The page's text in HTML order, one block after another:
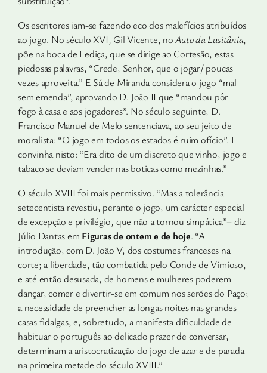
Os escritores iam-se fazendo eco dos malefícios atribuídos
ao jogo. No século XVI, Gil Vicente, noAuto da Lusitânia,
põe na boca de Lediça, que se dirige ao Cortesão, estas
piedosas palavras, “Crede, Senhor, que o jogar/ poucas
vezes aproveita.” E Sá de Miranda considera o jogo “mal
sem emenda”, aprovando D. João II que “mandou pôr
fogo à casa e aos jogadores”. No século seguinte, D.
Francisco Manuel de Melo sentenciava, ao seu jeito de
moralista: “O jogo em todos os estados é ruim ofício”. E
convinha nisto: “Era dito de um discreto que vinho, jogo e
tabaco se deviam vender nas boticas como mezinhas.”
O século XVIII foi mais permissivo. “Mas a tolerância
setecen­tista revestiu, perante o jogo, um carácter especial
de excepção e pri­vilégio, que não a tornou simpática”– diz
Júlio Dantas em Figuras de ontem e de hoje. “A
introdução, com D. João V, dos costumes franceses na
corte; a liberdade, tão combatida pelo Conde de Vimioso,
e até então desusada, de homens e mulheres poderem
dan­çar, comer e divertir-se em comum nos serões do Paço;
a necessi­dade de preencher as longas noites nas grandes
casas fidalgas, e, sobretudo, a manifesta dificuldade de
habituar o português ao delicado prazer de conversar,
determinam a aristocratização do jogo de azar e de parada
na primeira metade do século XVIII.”